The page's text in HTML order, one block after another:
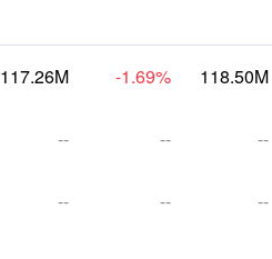
117.26M -1.69% 118.50M
-- -- --
-- -- --